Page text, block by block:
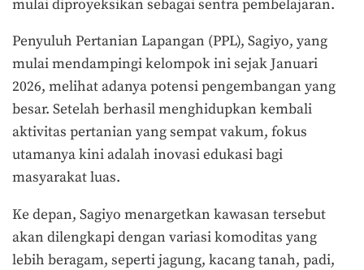
mulai diproyeksikan sebagai sentra pembelajaran.
Penyuluh Pertanian Lapangan (PPL), Sagiyo, yang
mulai mendampingi kelompok ini sejak Januari
2026, melihat adanya potensi pengembangan yang
besar. Setelah berhasil menghidupkan kembali
aktivitas pertanian yang sempat vakum, fokus
utamanya kini adalah inovasi edukasi bagi
masyarakat luas.
Ke depan, Sagiyo menargetkan kawasan tersebut
akan dilengkapi dengan variasi komoditas yang
lebih beragam, seperti jagung, kacang tanah, padi,